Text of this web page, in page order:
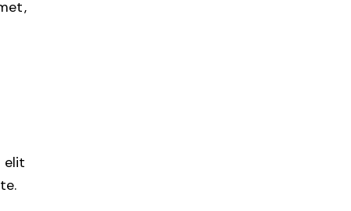
elit